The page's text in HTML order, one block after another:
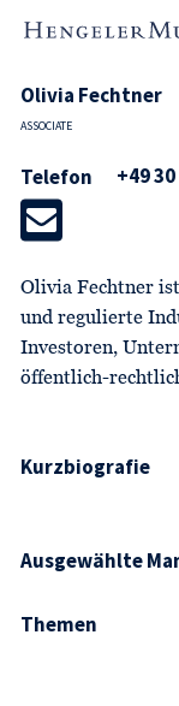
Olivia Fechtner
ASSOCIATE
Telefon +49
Olivia Fechtner
und regulierte
Investoren,
öffentlich-
Kurzbiografie
Ausgewählte
Themen